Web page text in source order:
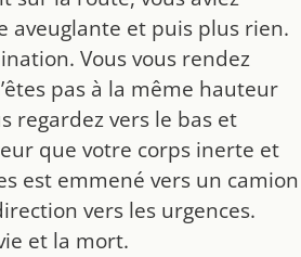
aveuglante et puis plus rien.
Vous vous rendez
pas à la même hauteur
regardez vers le bas et
que votre corps inerte et
est emmené vers un camion
vers les urgences.
et la mort.